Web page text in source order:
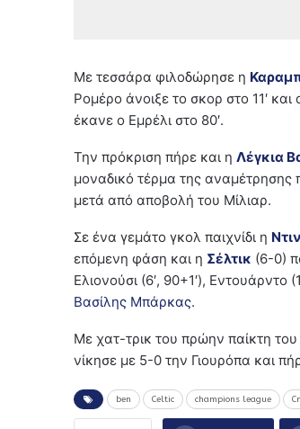
Με τεσσάρα φιλοδώρησε η
Ρομέρο άνοιξε το σκορ στο 11′
έκανε ο Εμρέλι στο 80′.
Την πρόκριση πήρε και η Λέγκια
μοναδικό τέρμα της αναμέτρησης
μετά από αποβολή του Μίλιαρ.
Σε ένα γεμάτο γκολ παιχνίδι η
επόμενη φάση και η Σέλτικ (6-0)
Ελιονούσι (6′, 90+1′), Εντουάρντο
Βασίλης Μπάρκας.
Με χατ-τρικ του πρώην παίκτη
νίκησε με 5-0 την Γιουρόπα και
ben Celtic champions league